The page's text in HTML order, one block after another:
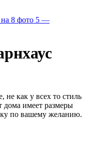
не как у всех то стиль
дома имеет размеры
по вашему желанию.